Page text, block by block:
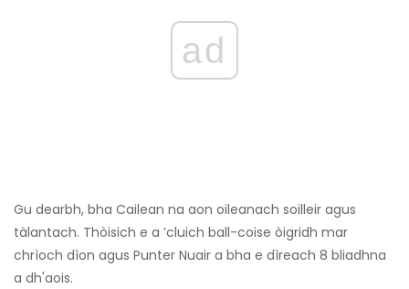
ad
Gu dearbh, bha Cailean na aon oileanach soilleir agus
tàlantach. Thòisich e a ’cluich ball-coise òigridh mar
chrìoch dìon agus Punter Nuair a bha e dìreach 8 bliadhna
a dh'aois.